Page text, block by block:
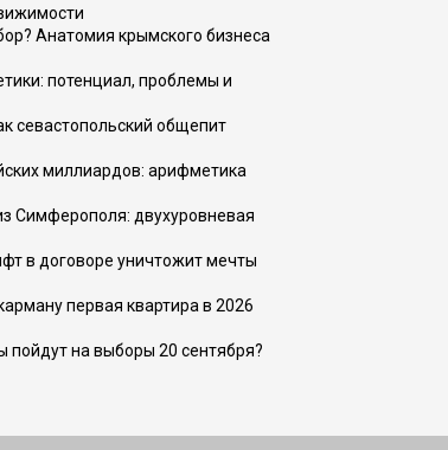
Анатомия крымского бизнеса
потенциал, проблемы и
севастопольский общепит
миллиардов: арифметика
Симферополя: двухуровневая
в договоре уничтожит мечты
первая квартира в 2026
пойдут на выборы 20 сентября?